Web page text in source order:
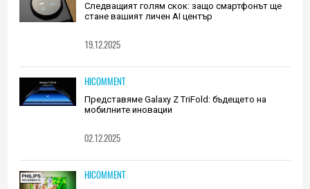
Следващият голям скок: защо смартфонът ще
стане вашият личен AI център
19.12.2025
HICOMMENT
Представяме Galaxy Z TriFold: бъдещето на
мобилните иновации
02.12.2025
HICOMMENT